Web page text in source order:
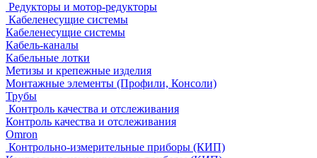
Редукторы и мотор-редукторы
Кабеленесущие системы
Кабеленесущие системы
Кабель-каналы
Кабельные лотки
Метизы и крепежные изделия
Монтажные элементы (Профили, Консоли)
Трубы
Контроль качества и отслеживания
Контроль качества и отслеживания
Omron
Контрольно-измерительные приборы (КИП)